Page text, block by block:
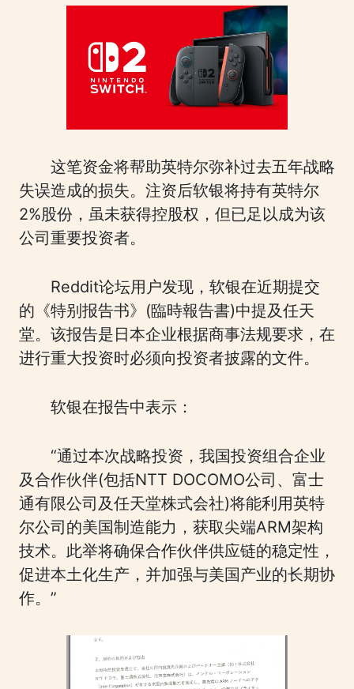
这笔资金将帮助英特尔弥补过去五年战略
失误造成的损失。注资后软银将持有英特尔
2%股份，虽未获得控股权，但已足以成为该
公司重要投资者。
Reddit论坛用户发现，软银在近期提交
的《特别报告书》(臨時報告書)中提及任天
堂。该报告是日本企业根据商事法规要求，在
进行重大投资时必须向投资者披露的文件。
软银在报告中表示：
“通过本次战略投资，我国投资组合企业
及合作伙伴(包括NTT DOCOMO公司、富士
通有限公司及任天堂株式会社)将能利用英特
尔公司的美国制造能力，获取尖端ARM架构
技术。此举将确保合作伙伴供应链的稳定性，
促进本土化生产，并加强与美国产业的长期协
作。”